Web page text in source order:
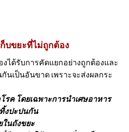
บขยะที่ไม่ถูกต้อง
งได้รับการคัดแยกอย่างถูกต้องและ
นเป็นอันขาด เพราะจะส่งผลกระ
รค โดยเฉพาะการนำเศษอาหาร
งปะปนกัน
ในถังขยะ